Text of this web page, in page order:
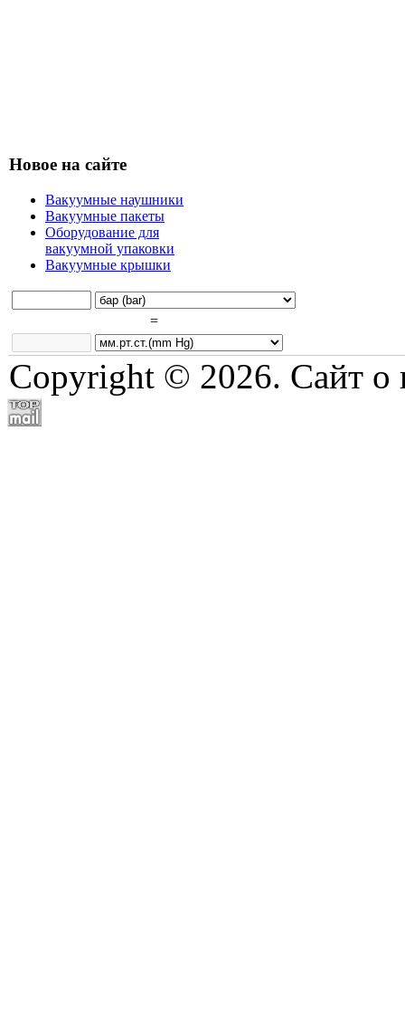
Новое на сайте
Вакуумные наушники
Вакуумные пакеты
Оборудование для
вакуумной упаковки
Вакуумные крышки
=
Copyright © 2026. Сайт о